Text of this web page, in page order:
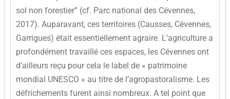
sol non forestier” (cf. Parc national des Cévennes,
2017). Auparavant, ces territoires (Causses, Cévennes,
Garrigues) était essentiellement agraire. L’agriculture a
profondément travaillé ces espaces, les Cévennes ont
d’ailleurs reçu pour cela le label de « patrimoine
mondial UNESCO » au titre de l’agropastoralisme. Les
défrichements furent ainsi nombreux. A tel point que